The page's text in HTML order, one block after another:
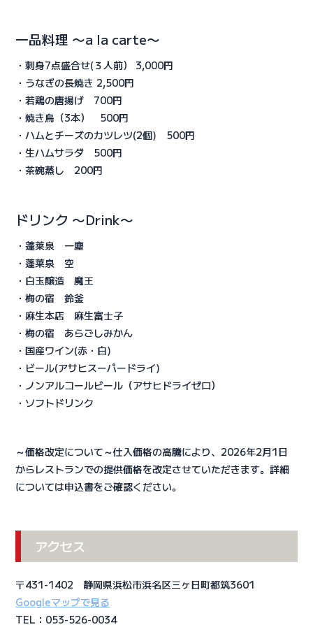
一品料理 〜a la carte〜
・刺身7点盛合せ(３人前） 3,000円
・うなぎの長焼き 2,500円
・若鶏の唐揚げ 700円
・焼き鳥（3本） 500円
・ハムとチーズのカツレツ(2個) 500円
・生ハムサラダ 500円
・茶碗蒸し 200円
ドリンク 〜Drink〜
・蓬莱泉 一塵
・蓬莱泉 空
・白玉醸造 魔王
・梅の宿 鈴釜
・麻生本店 麻生富士子
・梅の宿 あらごしみかん
・国産ワイン(赤・白)
・ビール(アサヒスーパードライ)
・ノンアルコールビール（アサヒドライゼロ）
・ソフトドリンク
～価格改定について～仕入価格の高騰により、2026年2月1日
からレストランでの提供価格を改定させていただきます。詳細
については申込書をご確認ください。
アクセス
〒431-1402 静岡県浜松市浜名区三ヶ日町都筑3601
Googleマップで見る
TEL：053-526-0034